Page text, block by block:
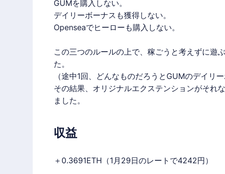
GUMを購入しない。
デイリーボーナスも獲得しない。
Openseaでヒーローも購入しない。
この三つのルールの上で、稼ごうと考えずに遊
た。
（途中1回、どんなものだろうとGUMのデイリ
その結果、オリジナルエクステンションがそれ
ました。
収益
＋0.3691ETH（1月29日のレートで4242円）